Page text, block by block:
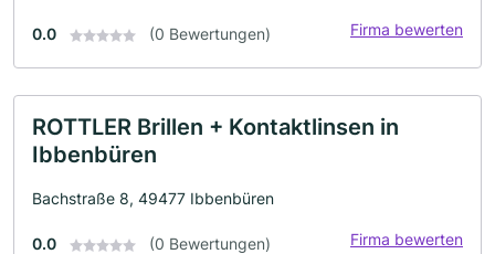
0.0 (0 Bewertungen) Firma bewerten
ROTTLER Brillen + Kontaktlinsen in
Ibbenbüren
Bachstraße 8, 49477 Ibbenbüren
0.0 (0 Bewertungen) Firma bewerten